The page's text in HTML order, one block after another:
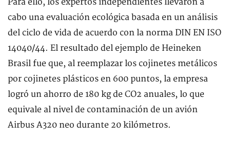
cabo una evaluación ecológica basada en un análisis
del ciclo de vida de acuerdo con la norma DIN EN ISO
14040/44. El resultado del ejemplo de Heineken
Brasil fue que, al reemplazar los cojinetes metálicos
por cojinetes plásticos en 600 puntos, la empresa
logró un ahorro de 180 kg de CO2 anuales, lo que
equivale al nivel de contaminación de un avión
Airbus A320 neo durante 20 kilómetros.